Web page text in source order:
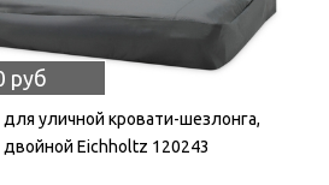
руб
для уличной кровати-шезлонга,
двойной Eichholtz 120243